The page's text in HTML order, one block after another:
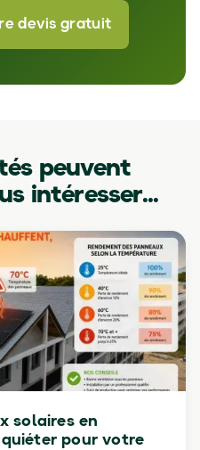
devis gratuit
peuvent
intéresser...
solaires en
pour votre